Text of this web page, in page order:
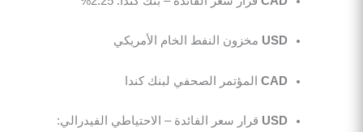
USD مخزون النفط الخام الأمريكي
CAD المؤتمر الصحفي لبنك كندا
USD قرار سعر الفائدة – الاحتياطي الفيدرالي: